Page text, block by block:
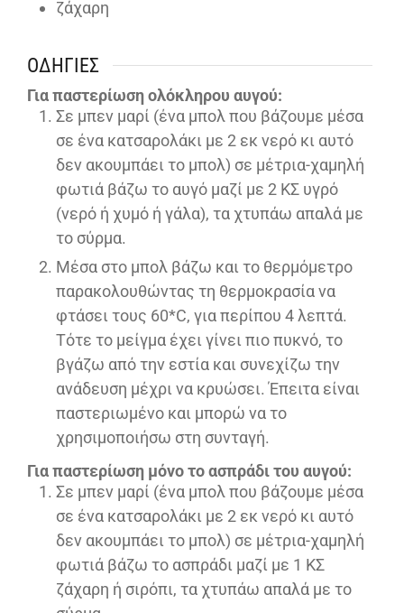
ζάχαρη
ΟΔΗΓΊΕΣ
Για παστερίωση ολόκληρου αυγού:
Σε μπεν μαρί (ένα μπολ που βάζουμε μέσα
σε ένα κατσαρολάκι με 2 εκ νερό κι αυτό
δεν ακουμπάει το μπολ) σε μέτρια-χαμηλή
φωτιά βάζω το αυγό μαζί με 2 ΚΣ υγρό
(νερό ή χυμό ή γάλα), τα χτυπάω απαλά με
το σύρμα.
Μέσα στο μπολ βάζω και το θερμόμετρο
παρακολουθώντας τη θερμοκρασία να
φτάσει τους 60*C, για περίπου 4 λεπτά.
Τότε το μείγμα έχει γίνει πιο πυκνό, το
βγάζω από την εστία και συνεχίζω την
ανάδευση μέχρι να κρυώσει. Έπειτα είναι
παστεριωμένο και μπορώ να το
χρησιμοποιήσω στη συνταγή.
Για παστερίωση μόνο το ασπράδι του αυγού:
Σε μπεν μαρί (ένα μπολ που βάζουμε μέσα
σε ένα κατσαρολάκι με 2 εκ νερό κι αυτό
δεν ακουμπάει το μπολ) σε μέτρια-χαμηλή
φωτιά βάζω το ασπράδι μαζί με 1 ΚΣ
ζάχαρη ή σιρόπι, τα χτυπάω απαλά με το